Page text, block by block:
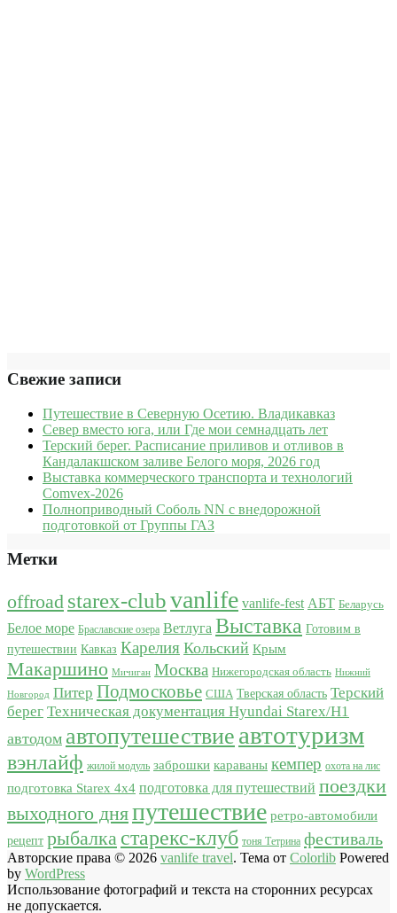
Свежие записи
Путешествие в Северную Осетию. Владикавказ
Север вместо юга, или Где мои семнадцать лет
Терский берег. Расписание приливов и отливов в
Кандалакшском заливе Белого моря, 2026 год
Выставка коммерческого транспорта и технологий
Comvex-2026
Полноприводный Соболь NN с внедорожной
подготовкой от Группы ГАЗ
Метки
offroad starex-clubvanlife vanlife-fest АБТ Беларусь
Белое море Браславские озера Ветлуга Выставка Готовим в
путешествии Кавказ Карелия Кольский Крым
Макаршино Мичиган Москва Нижегородская область Нижний
Новгород Питер Подмосковье США Тверская область Терский
берег Техническая документация Hyundai Starex/H1
автодом автопутешествие автотуризм
вэнлайф жилой модуль заброшки караваны кемпер охота на лис
подготовка Starex 4x4 подготовка для путешествий поездки
выходного дняпутешествие ретро-автомобили
рецепт рыбалка старекс-клуб тоня Тетрина фестиваль
Авторские права © 2026 vanlife travel. Тема от Colorlib Powered
by WordPress
Использование фотографий и текста на сторонних ресурсах
не допускается.